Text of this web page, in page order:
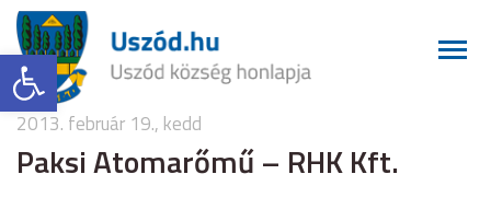
Eszköztár megnyitása
2013. február 19., kedd
Paksi Atomarőmű – RHK Kft.